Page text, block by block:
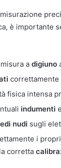
è importante
a digiuno
correttamente
fisica intensa
indumenti e
nudi sugli
i
corretta